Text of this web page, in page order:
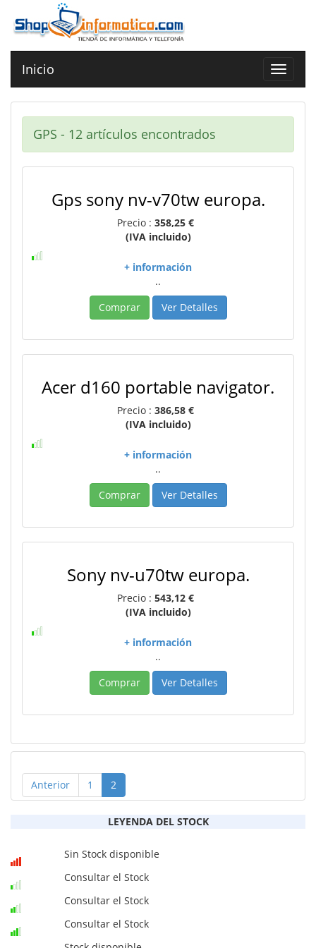
Toggle
Inicio
GPS - 12 artículos encontrados
Gps sony nv-v70tw europa.
Precio : 358,25 €
(IVA incluido)
+ información
..
Comprar
Ver Detalles
Acer d160 portable navigator.
Precio : 386,58 €
(IVA incluido)
+ información
..
Comprar
Ver Detalles
Sony nv-u70tw europa.
Precio : 543,12 €
(IVA incluido)
+ información
..
Comprar
Ver Detalles
Anterior 1 2
LEYENDA DEL STOCK
Sin Stock disponible
Consultar el Stock
Consultar el Stock
Consultar el Stock